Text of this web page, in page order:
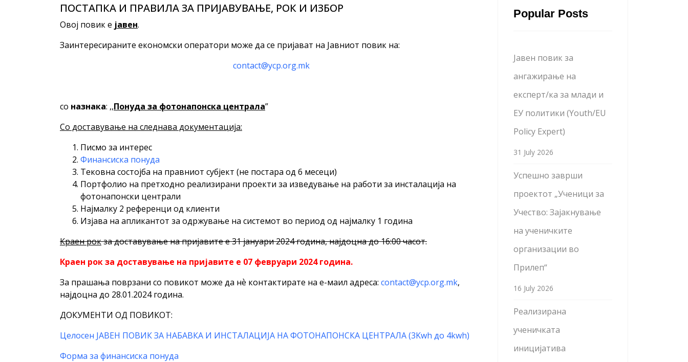
ПОСТАПКА И ПРАВИЛА ЗА ПРИЈАВУВАЊЕ, РОК И ИЗБОР
Овој повик е јавен.
Заинтересираните економски оператори може да се пријават на Јавниот повик на:
contact@ycp.org.mk
со назнака: ,,Понуда за фотонапонска централа”
Со доставување на следнава документација:
Писмо за интерес
Финансиска понуда
Тековна состојба на правниот субјект (не постара од 6 месеци)
Портфолио на претходно реализирани проекти за изведување на работи за инсталација на
фотонапонски централи
Најмалку 2 референци од клиенти
Изјава на апликантот за одржување на системот во период од најмалку 1 година
Краен рокза доставување на пријавите е 31 јануари 2024 година, најдоцна до 16:00 часот.
Краен рок за доставување на пријавите е 07 февруари 2024 година.
За прашања поврзани со повикот може да нѐ контактирате на е-маил адреса: contact@ycp.org.mk,
најдоцна до 28.01.2024 година.
ДОКУМЕНТИ ОД ПОВИКОТ:
Целосен ЈАВЕН ПОВИК ЗА НАБАВКА И ИНСТАЛАЦИЈА НА ФОТОНАПОНСКА ЦЕНТРАЛА (3Kwh до 4kwh)
Форма за финансиска понуда
Popular Posts
Јавен повик за
ангажирање на
експерт/ка за млади и
ЕУ политики (Youth/EU
Policy Expert)
31 July 2026
Успешно заврши
проектот „Ученици за
Учество: Зајакнување
на ученичките
организации во
Прилеп“
16 July 2026
Реализирана
ученичката
иницијатива